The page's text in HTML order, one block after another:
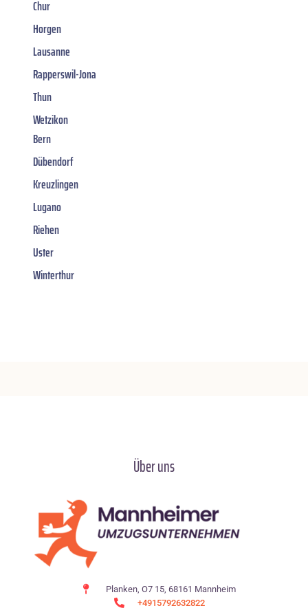
Chur
Horgen
Lausanne
Rapperswil-Jona
Thun
Wetzikon
Bern
Dübendorf
Kreuzlingen
Lugano
Riehen
Uster
Winterthur
Über uns
Planken, O7 15, 68161 Mannheim
+4915792632822